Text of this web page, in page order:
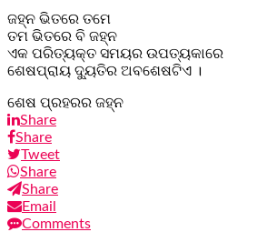
ଜହ୍ନ ଭିତରେ ତମେ
ତମ ଭିତରେ ବି ଜହ୍ନ
ଏକ ପରିତ୍ୟକ୍ତ ସମୟର ଉପତ୍ୟକାରେ
ଶେଷପ୍ରାୟ ଦ୍ୟୁତିର ଅବଶେଷଟିଏ ।
ଶେଷ ପ୍ରହରର ଜହ୍ନ
Share
Share
Tweet
Share
Share
Email
Comments